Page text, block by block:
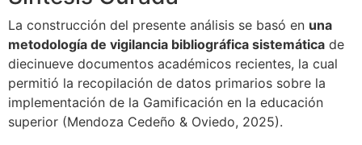
La construcción del presente análisis se basó en una
metodología de vigilancia bibliográfica sistemática de
diecinueve documentos académicos recientes, la cual
permitió la recopilación de datos primarios sobre la
implementación de la Gamificación en la educación
superior (Mendoza Cedeño & Oviedo, 2025).